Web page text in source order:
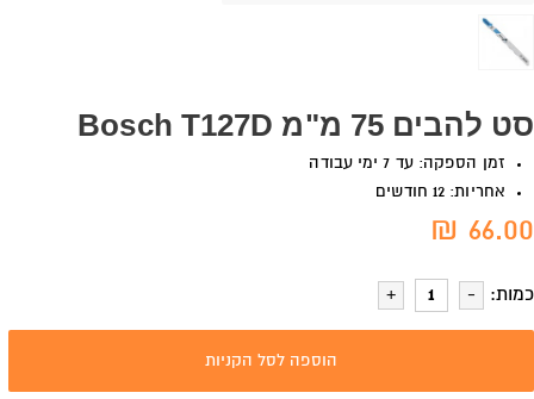
סט להבים 75 מ"מ Bosch T127D
זמן הספקה: עד 7 ימי עבודה
אחריות: 12 חודשים
66.00 ₪
כמות:
הוספה לסל הקניות